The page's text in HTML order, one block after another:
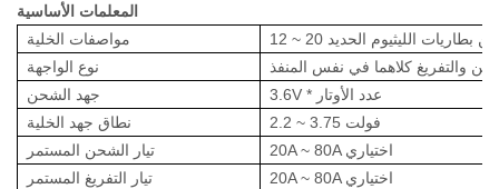
المعلمات الأساسية
مواصفات الخلية
من بطاريات الليثيوم الحديد
نوع الواجهة
والتفريغ كلاهما في نفس المنفذ
جهد الشحن
3.6V * عدد الأوتار
نطاق جهد الخلية
2.2 ~ 3.75 فولت
تيار الشحن المستمر
20A ~ 80A اختياري
تيار التفريغ المستمر
20A ~ 80A اختياري